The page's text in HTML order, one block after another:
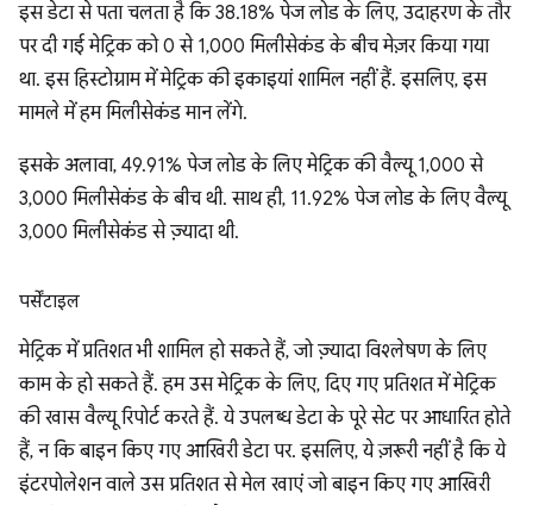
इस डेटा से पता चलता है कि 38.18% पेज लोड के लिए, उदाहरण के तौर
पर दी गई मेट्रिक को 0 से 1,000 मिलीसेकंड के बीच मेज़र किया गया
था. इस हिस्टोग्राम में मेट्रिक की इकाइयां शामिल नहीं हैं. इसलिए, इस
मामले में हम मिलीसेकंड मान लेंगे.
इसके अलावा, 49.91% पेज लोड के लिए मेट्रिक की वैल्यू 1,000 से
3,000 मिलीसेकंड के बीच थी. साथ ही, 11.92% पेज लोड के लिए वैल्यू
3,000 मिलीसेकंड से ज़्यादा थी.
पर्सेंटाइल
मेट्रिक में प्रतिशत भी शामिल हो सकते हैं, जो ज़्यादा विश्लेषण के लिए
काम के हो सकते हैं. हम उस मेट्रिक के लिए, दिए गए प्रतिशत में मेट्रिक
की खास वैल्यू रिपोर्ट करते हैं. ये उपलब्ध डेटा के पूरे सेट पर आधारित होते
हैं, न कि बाइन किए गए आखिरी डेटा पर. इसलिए, ये ज़रूरी नहीं है कि ये
इंटरपोलेशन वाले उस प्रतिशत से मेल खाएं जो बाइन किए गए आखिरी